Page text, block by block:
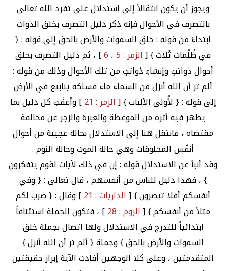
ويجوز أن يكون انتقالاً إلى استدلال على تفرد الله تعالى
بالتصرف في الأحوال فإنه ذكر دليل التصرف بخلق الذوات
ابتداءً من قوله : خلق السموات والأرض بالحق إلى قوله : {
في ظُلُمات ثَلاث } [الزمر : 5 ، 6
] ، ثم دليل التصرف بخلق
أحوال ذواتتٍ وإنشاءِ ذواتتٍ من تلك الأحوال وذلك من قوله :
ألم تر أن الله أنزل من السماء ماء فسلكه ينابيع في الأرض
إلى قوله : { لأُولى الألباب } [الزمر : 21
] وأعقَبَ كل دليل بما
يظهر فيه أثره من الموعظة والعبرة والزجر عن مخالفة
مقتضاه ، فانتقل هنا إلى الاستدلال بحالة عجيبة من أحوال
أنفُس المخلوقات وهي حالة الموت وحالة النوم .
وقد أنبأ عن الاستدلال قوله : إن في ذلك لآيات لقوم يتفكرون
} ، فهذا دليل للناس من أنفسهم ، قال تعالى : { وفي
أنفسكم أفلا تبصرون } [الذاريات : 21
] وقال : { ضرب لكم
مثلاً من أنفسكم } [الروم : 28
] ، فتكون الجملة استئنافاً
ابتدائياً للتدرج في الاستدلال ولها اتصال بجملة خلق
السموات والأرض بالحق } وجملة { ألم تر أن الله أنزل }
المتقدمتين ، وعلى كلا الوجهين أفادت الآية إبراز حقيقتين